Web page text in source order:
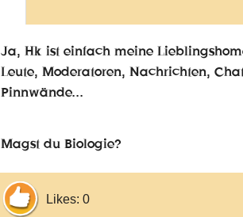
Ja, Hk ist einfach meine
Leute, Moderatoren, Nachrichten,
Pinnwände...
Magst du Biologie?
Likes: 0